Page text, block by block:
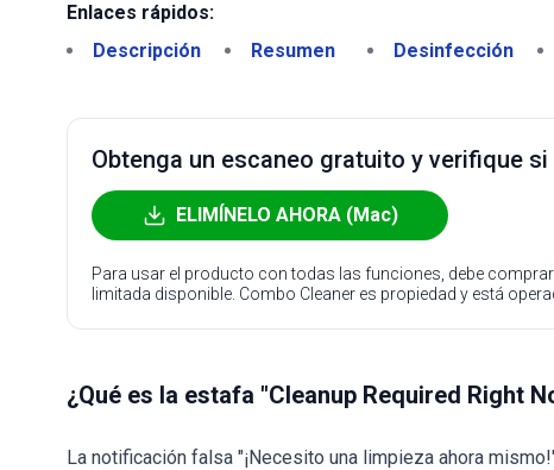
Enlaces rápidos:
Descripción
Resumen Desinfección
Obtenga un escaneo gratuito y verifique
ELIMÍNELO AHORA (Mac)
Para usar el producto con todas las funciones, debe
limitada disponible. Combo Cleaner es propiedad y está
¿Qué es la estafa "Cleanup Required Right
La notificación falsa "¡Necesito una limpieza ahora